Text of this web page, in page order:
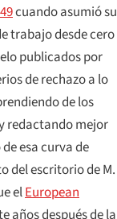
cuando asumió su
trabajo desde cero
publicados por
de rechazo a lo
de los
redactando mejor
esa curva de
del escritorio de M.
elEuropean
años después de la